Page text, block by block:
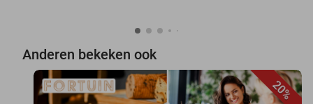
Anderen bekeken ook
20%